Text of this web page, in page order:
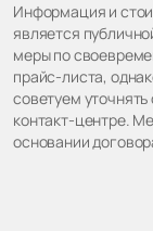
Информация и
является
меры по
прайс-листа,
советуем уточнять
контакт-центре.
основании